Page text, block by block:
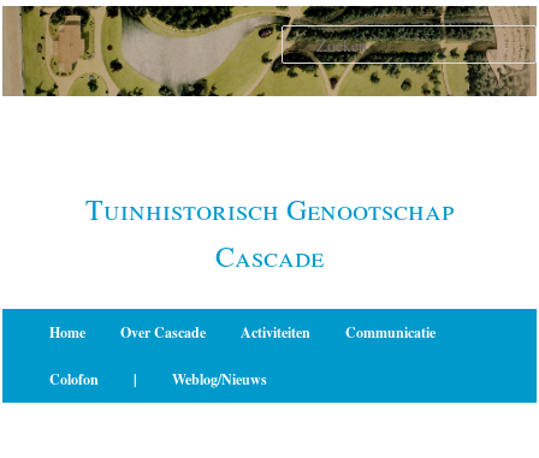
Spring
naar
primaire
Tuinhistorisch Genootschap
Cascade
Home Over Cascade Activiteiten Communicatie
Colofon | Weblog/Nieuws